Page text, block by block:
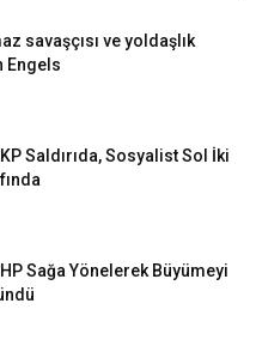
savaşçısı ve yoldaşlık
Engels
Saldırıda, Sosyalist Sol İki
Sağa Yönelerek Büyümeyi